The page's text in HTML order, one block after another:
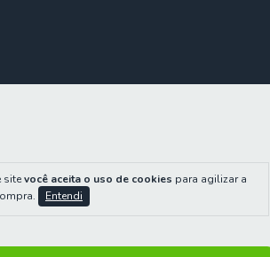
sitevocê aceita o uso de cookies para agilizar a
Entendi